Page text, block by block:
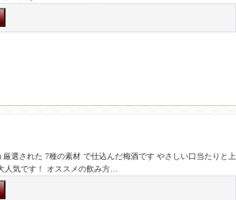
選された 7種の素材 で仕込んだ梅酒です やさしい口当たりと上
気です！ オススメの飲み方…